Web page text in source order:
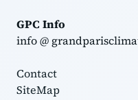
GPC Info
info @
Contact
SiteMap